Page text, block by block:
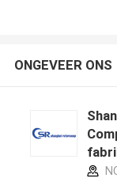
ONGEVEER ONS